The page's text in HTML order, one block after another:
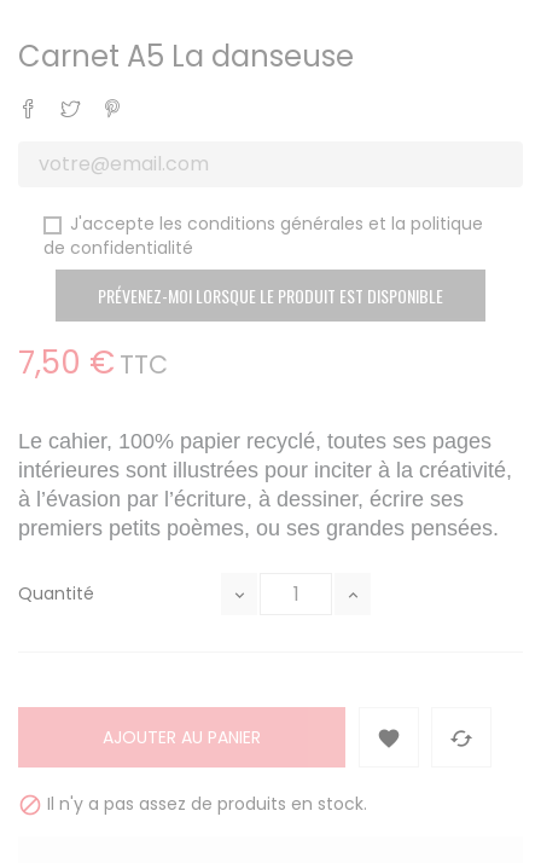
Carnet A5 La danseuse
Partager
Tweet
J'accepte les conditions générales et la politique
de confidentialité
PRÉVENEZ-MOI LORSQUE LE PRODUIT EST DISPONIBLE
7,50 € TTC
Le cahier, 100% papier recyclé, toutes ses pages
intérieures sont illustrées pour inciter à la créativité,
à l’évasion par l’écriture, à dessiner, écrire ses
premiers petits poèmes, ou ses grandes pensées.
Quantité
AJOUTER AU PANIER  
 Il n'y a pas assez de produits en stock.